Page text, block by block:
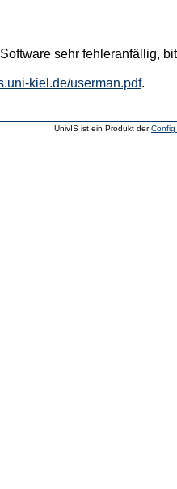
sehr fehleranfällig,
kiel.de/userman.pdf.
UnivIS ist ein Produkt derConfig